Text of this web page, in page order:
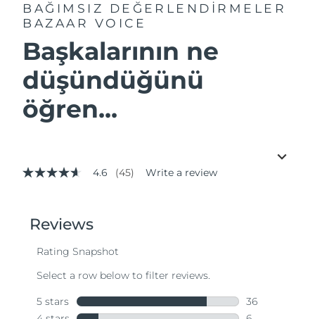
BAĞIMSIZ DEĞERLENDİRMELER
BAZAAR VOICE
Başkalarının ne
düşündüğünü
öğren...
4.6
stars,
rating
value.
Same
page
4.6 (45) Write a review